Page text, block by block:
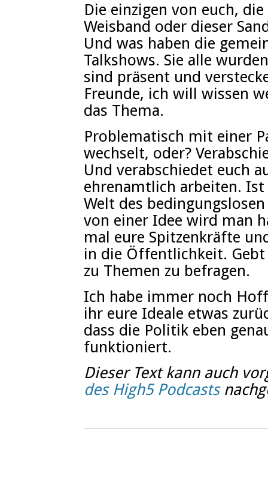
Die einzigen von euch,
Weisband oder dieser
Und was haben die
Talkshows. Sie alle
sind präsent und
Freunde, ich will wissen
das Thema.
Problematisch mit einer
wechselt, oder?
Und verabschiedet euch
ehrenamtlich arbeiten.
Welt des
von einer Idee wird man
mal eure Spitzenkräfte
in die Öffentlichkeit.
zu Themen zu befragen.
Ich habe immer noch
ihr eure Ideale etwas
dass die Politik eben
funktioniert.
Dieser Text kann auch
des High5 Podcasts